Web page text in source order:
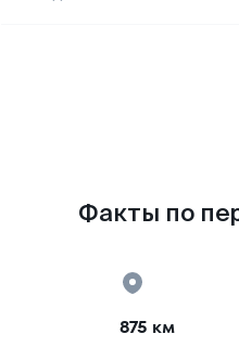
Факты по
875 км